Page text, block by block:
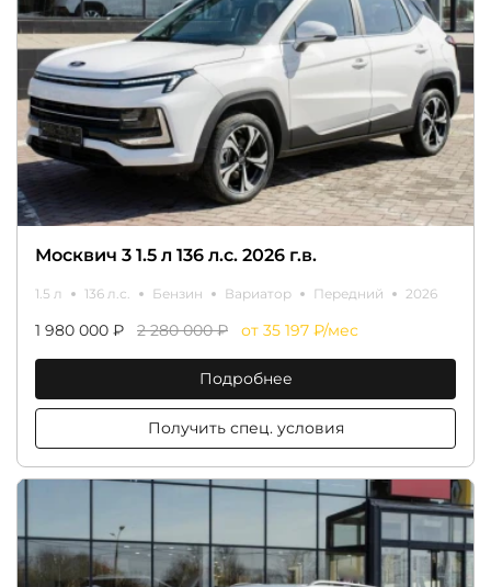
Москвич 3 1.5 л 136 л.с. 2026 г.в.
1.5 л 136 л.с. Бензин Вариатор Передний 2026
1 980 000 ₽ 2 280 000 ₽ от 35 197 ₽/мес
Подробнее
Получить спец. условия